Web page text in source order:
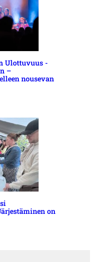
Ulottuvuus -
–
nousevan
on